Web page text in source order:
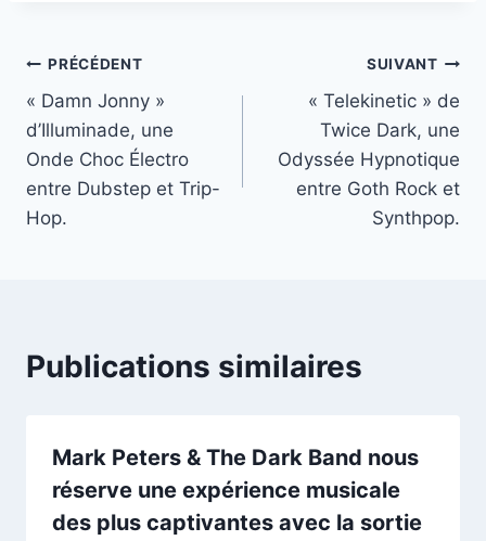
Navigation
de
l’article
PRÉCÉDENT
« Damn Jonny »
d’Illuminade, une
Onde Choc Électro
entre Dubstep et Trip-
Hop.
SUIVANT
« Telekinetic » de
Twice Dark, une
Odyssée Hypnotique
entre Goth Rock et
Synthpop.
Publications similaires
Mark Peters & The Dark Band nous
réserve une expérience musicale
des plus captivantes avec la sortie